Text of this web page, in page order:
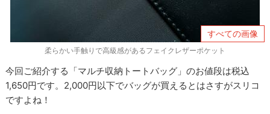
すべての画像
柔らかい手触りで高級感があるフェイクレザーポケット
今回ご紹介する「マルチ収納トートバッグ」のお値段は税込
1,650円です。2,000円以下でバッグが買えるとはさすがスリコ
ですよね！